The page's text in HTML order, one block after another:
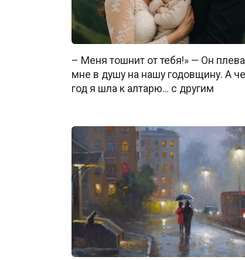
– Меня тошнит от тебя!» — Он
мне в душу на нашу годовщину. А
год я шла к алтарю… с другим